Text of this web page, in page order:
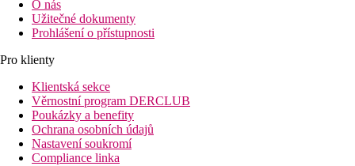
O nás
Užitečné dokumenty
Prohlášení o přístupnosti
Pro klienty
Klientská sekce
Věrnostní program DERCLUB
Poukázky a benefity
Ochrana osobních údajů
Nastavení soukromí
Compliance linka